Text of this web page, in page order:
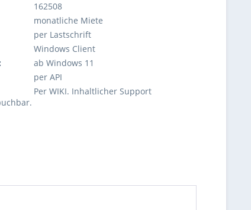
162508
monatliche Miete
per Lastschrift
Windows Client
ab Windows 11
per API
Per WIKI. Inhaltlicher Support